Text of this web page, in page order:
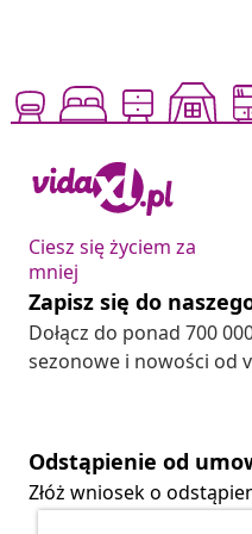
Ciesz się życiem za
mniej
Zapisz się do
Dołącz do ponad 700
sezonowe i nowości od
Odstąpienie od
Złóż wniosek o